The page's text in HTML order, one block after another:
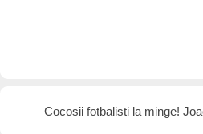
Cocosii fotbalisti la minge!